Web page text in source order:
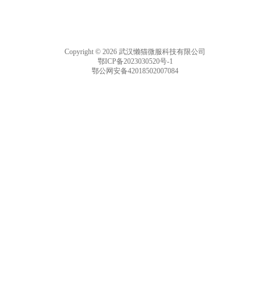
Copyright © 2026 武汉懒猫微服科技有限公司
鄂ICP备2023030520号-1
鄂公网安备42018502007084